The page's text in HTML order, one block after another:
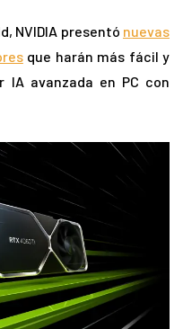
NVIDIA presentó nuevas
que harán más fácil y
avanzada en PC con